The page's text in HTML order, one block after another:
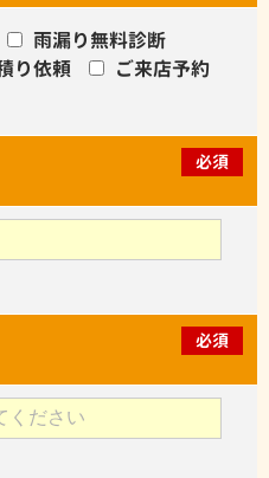
雨漏り無料診断
り依頼
ご来店予約
必須
必須